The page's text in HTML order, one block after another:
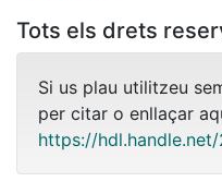
Tots els drets
Si us plau utilitzeu
per citar o enllaçar
https://